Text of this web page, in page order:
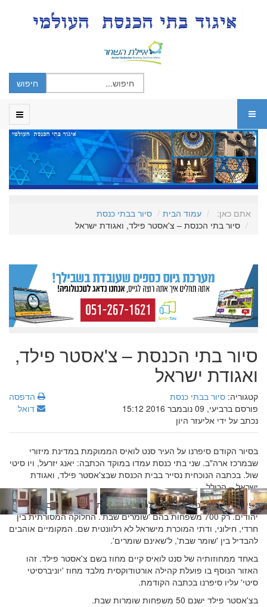
אתם כאן: עמוד הבית
סיור בבתי כנסת
סיור בתי הכנסת – צ'אסטר פילד, ואגודת ישראל
סיור בתי הכנסת – צ'אסטר פילד,
ואגודת ישראל
הדפסה
דואל
קטגוריה: סיור בבתי כנסת
פורסם ברביעי, 09 נובמבר 2016 15:12
נכתב על ידי אליעזר היון
בסיור הקודם סיפרנו על העיר סנט לואיס הממוקמת במדינת מיזורי
שבמרכז ארה"ב. שני בתי כנסת עמדו במוקד הכתבה: יאנג יזרעל, ויו סיטי
שול. בכתבה הנוכחית נסייר בבית הכנסת שבצ'אסטר פילד, ואגודת
ישראל – הכולל.
כפי שסיפרנו, בסנט לואיס למעלה מ-3 מיליון תושבים, מתוכם כ-60 אלף
יהודים. רק 700 משפחות בהם 'שומרים שבת'. החלוקה המסורתית בין
חרדי, חילוני, ודתי המוכרת מישראל לא רלוונטית שם. המקומיים אוהבים
להבדיל בין 'שומר שבת', ל'שאינם שומרים'.
באחד ממחוזותיה של סנט לואיס קיים מחוז בשם צ'אסטר פילד. זהו
האזור הנוסף בו פועלת קהילה אורטודוקסית מלבד מחוז 'יוניברסיטי
סיטי' עליו סיפרנו בכתבה הקודמת.
בצ'אסטר פילד ישנם 50 משפחות שומרות שבת.